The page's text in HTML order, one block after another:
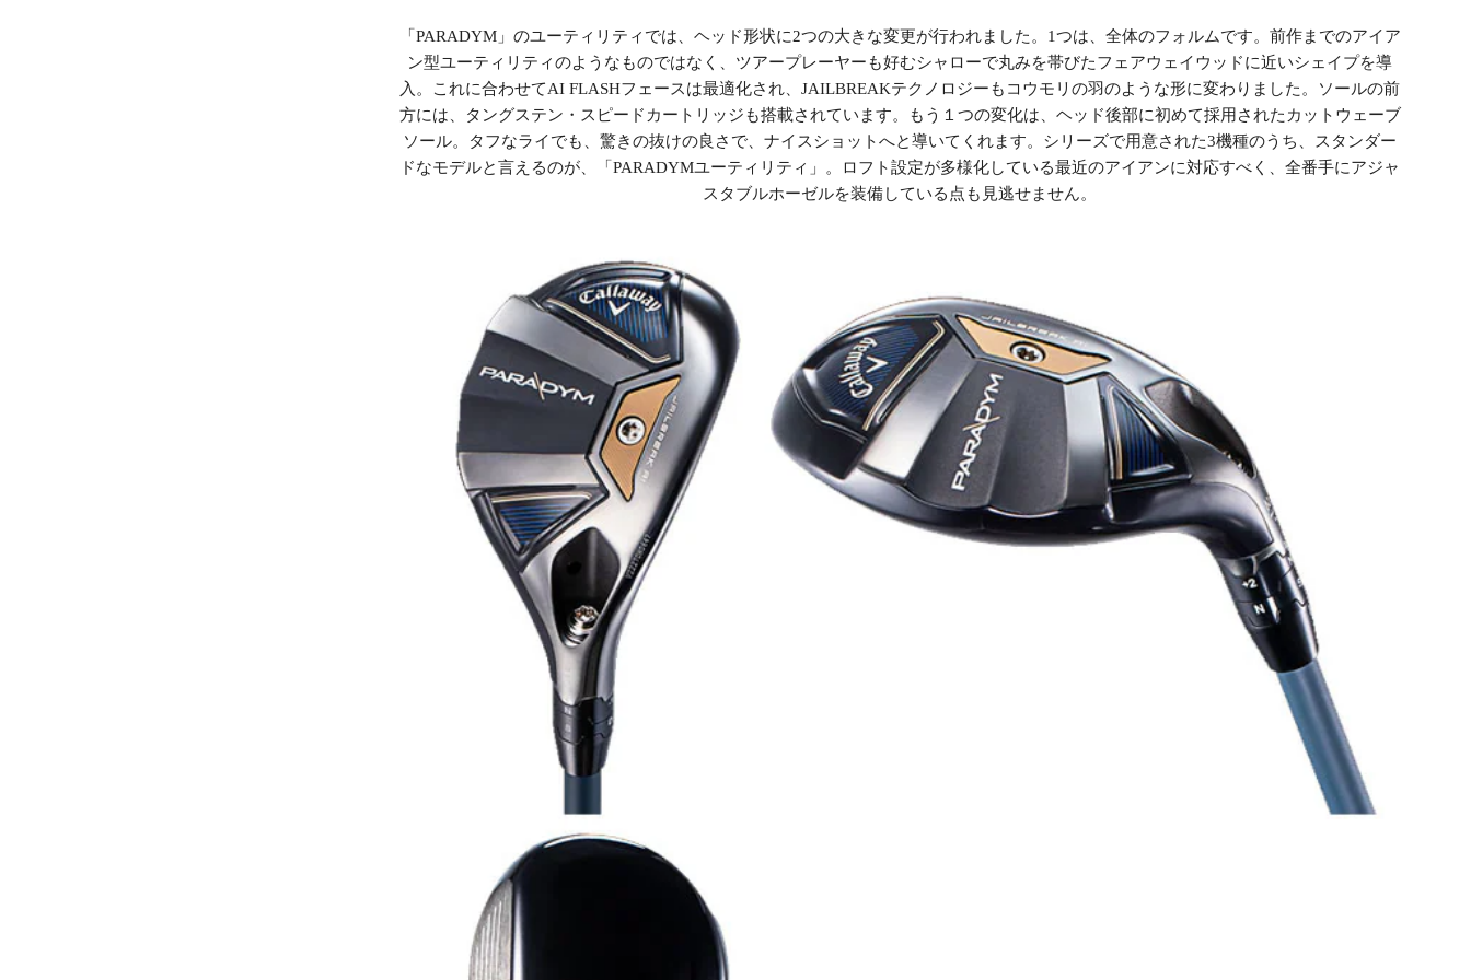
「PARADYM」のユーティリティでは、ヘッド形状に2つの大きな変更が行われました。1つは、全体のフォルムです。前作までのアイア
ン型ユーティリティのようなものではなく、ツアープレーヤーも好むシャローで丸みを帯びたフェアウェイウッドに近いシェイプを導
入。これに合わせてAI FLASHフェースは最適化され、JAILBREAKテクノロジーもコウモリの羽のような形に変わりました。ソールの前
方には、タングステン・スピードカートリッジも搭載されています。もう１つの変化は、ヘッド後部に初めて採用されたカットウェーブ
ソール。タフなライでも、驚きの抜けの良さで、ナイスショットへと導いてくれます。シリーズで用意された3機種のうち、スタンダー
ドなモデルと言えるのが、「PARADYMユーティリティ」。ロフト設定が多様化している最近のアイアンに対応すべく、全番手にアジャ
スタブルホーゼルを装備している点も見逃せません。